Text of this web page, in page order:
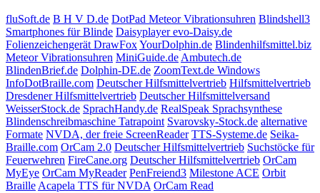
fluSoft.de B H V D.de DotPad Meteor Vibrationsuhren Blindshell3
Smartphones für Blinde Daisyplayer evo-Daisy.de
Folienzeichengerät DrawFoxYourDolphin.de Blindenhilfsmittel.biz
Meteor Vibrationsuhren MiniGuide.de Ambutech.de
BlindenBrief.de Dolphin-DE.de ZoomText.de Windows
InfoDotBraille.com Deutscher Hilfsmittelvertrieb Hilfsmittelvertrieb
Dresdener Hilfsmittelvertrieb Deutscher Hilfsmittelversand
WeisserStock.de SprachHandy.de RealSpeak Sprachsynthese
Blindenschreibmaschine Tatrapoint Svarovsky-Stock.de alternative
Formate NVDA, der freie ScreenReader TTS-Systeme.de Seika-
Braille.com OrCam 2.0 Deutscher Hilfsmittelvertrieb Suchstöcke für
Feuerwehren FireCane.org Deutscher Hilfsmittelvertrieb OrCam
MyEye OrCam MyReader PenFreiend3 Milestone ACE Orbit
Braille Acapela TTS für NVDA OrCam Read